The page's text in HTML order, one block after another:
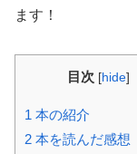
ます！
目次 [hide]
1 本の紹介
2 本を読んだ感想